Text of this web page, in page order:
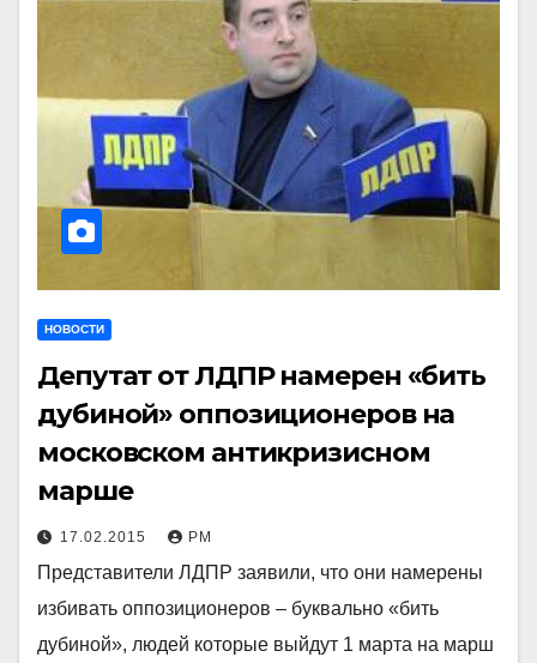
НОВОСТИ
Депутат от ЛДПР намерен «бить
дубиной» оппозиционеров на
московском антикризисном
марше
17.02.2015 РМ
Представители ЛДПР заявили, что они намерены
избивать оппозиционеров – буквально «бить
дубиной», людей которые выйдут 1 марта на марш